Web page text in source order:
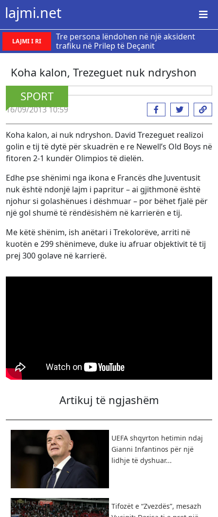
lajmi.net
LAJMI I RI
Tre persona lëndohen në një aksident
trafiku në Prilep të Deçanit
Koha kalon, Trezeguet nuk ndryshon
SPORT
16/09/2013 10:59
Koha kalon, ai nuk ndryshon. David Trezeguet realizoi
golin e tij të dytë për skuadrën e re Newell’s Old Boys në
fitoren 2-1 kundër Olimpios të dielën.
Edhe pse shënimi nga ikona e Francës dhe Juventusit
nuk është ndonjë lajm i papritur – ai gjithmonë është
njohur si golashënues i dëshmuar – por bëhet fjalë për
një gol shumë të rëndësishëm në karrierën e tij.
Me këtë shënim, ish anëtari i Trekolorëve, arriti në
kuotën e 299 shënimeve, duke iu afruar objektivit të tij
prej 300 golave në karrierë.
Artikuj të ngjashëm
UEFA shqyrton hetimin ndaj
Gianni Infantinos për një
lidhje të dyshuar...
Tifozët e “Zvezdës”, mesazh